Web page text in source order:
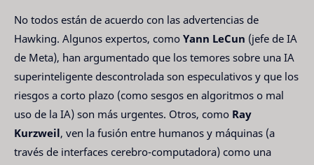
No todos están de acuerdo con las advertencias de
Hawking. Algunos expertos, como Yann LeCun (jefe de IA
de Meta), han argumentado que los temores sobre una IA
superinteligente descontrolada son especulativos y que los
riesgos a corto plazo (como sesgos en algoritmos o mal
uso de la IA) son más urgentes. Otros, como Ray
Kurzweil, ven la fusión entre humanos y máquinas (a
través de interfaces cerebro-computadora) como una